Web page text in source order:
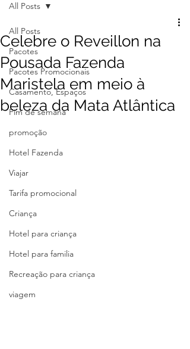
All Posts
Pacotes
Pacotes Promocionais
Casamento, Espaços
Fim de semana
promoção
Hotel Fazenda
Viajar
Tarifa promocional
Criança
Hotel para criança
Hotel para familia
Recreação para criança
viagem
All Posts
Celebre o Reveillon na
Pousada Fazenda
Maristela em meio à
beleza da Mata Atlântica